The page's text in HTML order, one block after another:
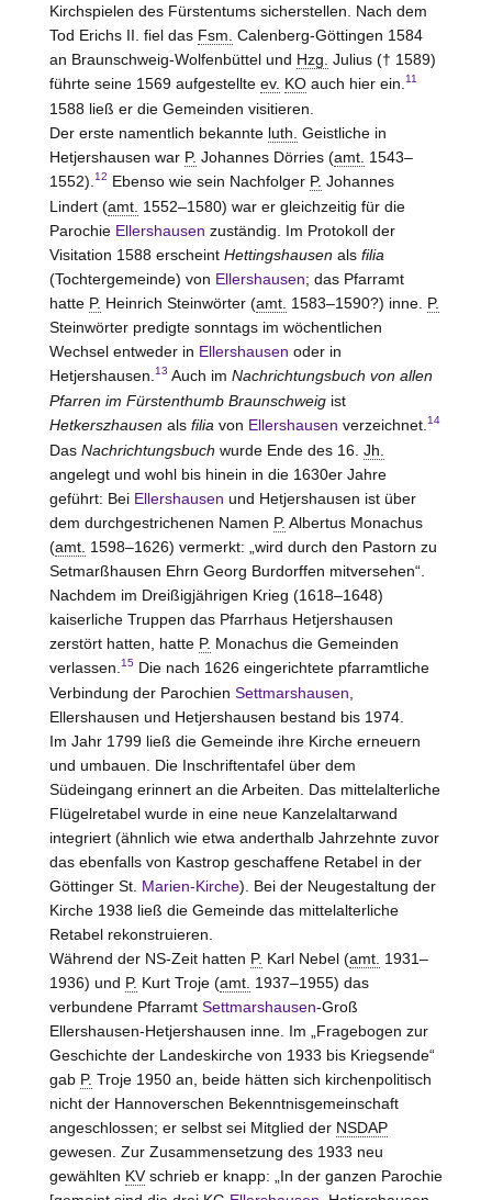
Kirchspielen des Fürstentums sicherstellen. Nach dem
Tod Erichs II. fiel das Fsm. Calenberg-Göttingen 1584
an Braunschweig-Wolfenbüttel und Hzg. Julius († 1589)
führte seine 1569 aufgestellte ev. KOauch hier ein. 11
1588 ließ er die Gemeinden visitieren.
Der erste namentlich bekannte luth. Geistliche in
Hetjershausen war P. Johannes Dörries (amt. 1543–
1552). 12 Ebenso wie sein Nachfolger P. Johannes
Lindert (amt. 1552–1580) war er gleichzeitig für die
Parochie Ellershausen zuständig. Im Protokoll der
Visitation 1588 erscheint Hettingshausen als filia
(Tochtergemeinde) von Ellershausen; das Pfarramt
hatte P. Heinrich Steinwörter (amt. 1583–1590?) inne. P.
Steinwörter predigte sonntags im wöchentlichen
Wechsel entweder in Ellershausen oder in
Hetjershausen. 13 Auch im Nachrichtungsbuch von allen
Pfarren im Fürstenthumb Braunschweigist
Hetkerszhausen als filia von Ellershausen verzeichnet. 14
Das Nachrichtungsbuch wurde Ende des 16. Jh.
angelegt und wohl bis hinein in die 1630er Jahre
geführt: Bei Ellershausen und Hetjershausen ist über
dem durchgestrichenen Namen P. Albertus Monachus
(amt. 1598–1626) vermerkt: „wird durch den Pastorn zu
Setmarßhausen Ehrn Georg Burdorffen mitversehen“.
Nachdem im Dreißigjährigen Krieg (1618–1648)
kaiserliche Truppen das Pfarrhaus Hetjershausen
zerstört hatten, hatte P. Monachus die Gemeinden
verlassen. 15Die nach 1626 eingerichtete pfarramtliche
Verbindung der Parochien Settmarshausen
Ellershausen und Hetjershausen bestand bis 1974.
Im Jahr 1799 ließ die Gemeinde ihre Kirche erneuern
und umbauen. Die Inschriftentafel über dem
Südeingang erinnert an die Arbeiten. Das mittelalterliche
Flügelretabel wurde in eine neue Kanzelaltarwand
integriert (ähnlich wie etwa anderthalb Jahrzehnte zuvor
das ebenfalls von Kastrop geschaffene Retabel in der
Göttinger St. Marien-Kirche). Bei der Neugestaltung der
Kirche 1938 ließ die Gemeinde das mittelalterliche
Retabel rekonstruieren.
Während der NS-Zeit hatten P. Karl Nebel (amt. 1931–
1936) und P. Kurt Troje (amt. 1937–1955) das
verbundene Pfarramt Settmarshausen-Groß
Ellershausen-Hetjershausen inne. Im „Fragebogen zur
Geschichte der Landeskirche von 1933 bis Kriegsende“
gab P. Troje 1950 an, beide hätten sich kirchenpolitisch
nicht der Hannoverschen Bekenntnisgemeinschaft
angeschlossen; er selbst sei Mitglied der NSDAP
gewesen. Zur Zusammensetzung des 1933 neu
gewählten KVschrieb er knapp: „In der ganzen Parochie